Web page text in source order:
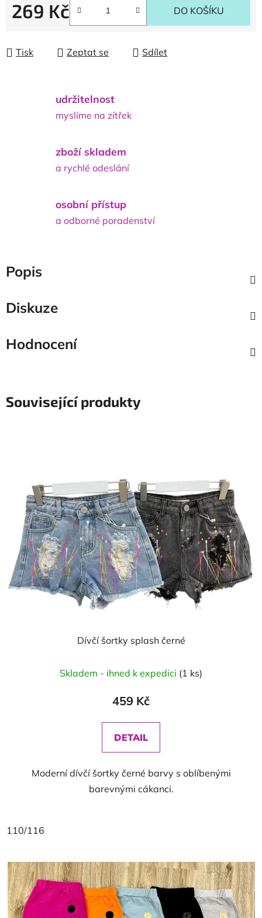
269 Kč DO KOŠÍKU
Tisk Zeptat se Sdílet
udržitelnost
myslíme na zítřek
zboží skladem
a rychlé odeslání
osobní přístup
a odborné poradenství
Popis
Diskuze
Hodnocení
Související produkty
Dívčí šortky splash černé
Skladem - ihned k expedici (1 ks)
459 Kč
DETAIL
Moderní dívčí šortky černé barvy s oblíbenými
barevnými cákanci.
110/116